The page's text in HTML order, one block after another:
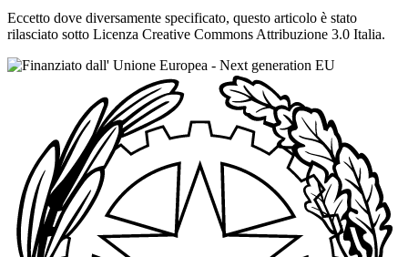
Eccetto dove diversamente specificato, questo articolo è stato
rilasciato sotto Licenza Creative Commons Attribuzione 3.0 Italia.